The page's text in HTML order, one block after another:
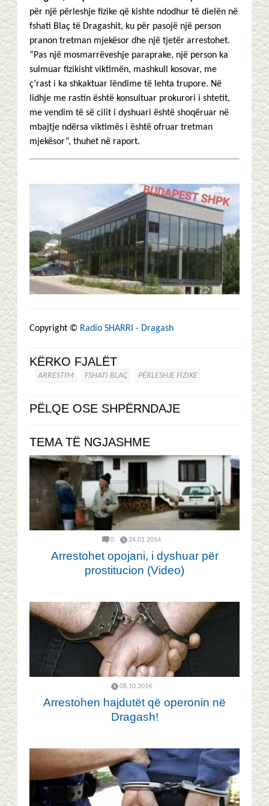
për një përleshje fizike që kishte ndodhur të dielën në
fshati Blaç të Dragashit, ku për pasojë një person
pranon tretman mjekësor dhe një tjetër arrestohet.
“Pas një mosmarrëveshje paraprake, një person ka
sulmuar fizikisht viktimën, mashkull kosovar, me
ç’rast i ka shkaktuar lëndime të lehta trupore. Në
lidhje me rastin është konsultuar prokurori i shtetit,
me vendim të së cilit i dyshuari është shoqëruar në
mbajtje ndërsa viktimës i është ofruar tretman
mjekësor”, thuhet në raport.
Copyright © Radio SHARRI - Dragash
KËRKO FJALËT
ARRESTIM FSHATI BLAÇ PËRLESHJE FIZIKE
PËLQE OSE SHPËRNDAJE
TEMA TË NGJASHME
0 24.01.2014
Arrestohet opojani, i dyshuar për
prostitucion (Video)
08.10.2014
Arrestohen hajdutët që operonin në
Dragash!